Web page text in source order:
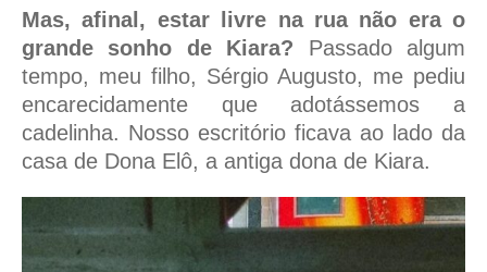
Mas, afinal, estar livre na rua não era o
grande sonho de Kiara? Passado algum
tempo, meu filho, Sérgio Augusto, me pediu
encarecidamente que adotássemos a
cadelinha. Nosso escritório ficava ao lado da
casa de Dona Elô, a antiga dona de Kiara.